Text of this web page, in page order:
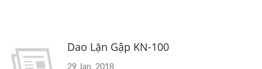
Dao Lặn Gập KN-100
29 Jan, 2018